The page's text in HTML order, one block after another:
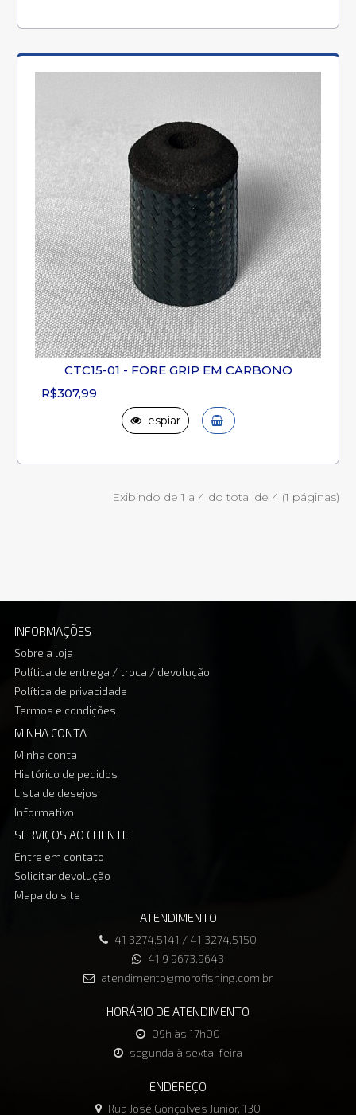
CTC15-01 - FORE GRIP EM CARBONO
R$307,99
espiar
Exibindo de 1 a 4 do total de 4 (1 páginas)
INFORMAÇÕES
Sobre a loja
Política de entrega / troca / devolução
Política de privacidade
Termos e condições
MINHA CONTA
Minha conta
Histórico de pedidos
Lista de desejos
Informativo
SERVIÇOS AO CLIENTE
Entre em contato
Solicitar devolução
Mapa do site
ATENDIMENTO
41 3274.5141 / 41 3274.5150
41 9 9673.9643
atendimento@morofishing.com.br
HORÁRIO DE ATENDIMENTO
09h às 17h00
segunda à sexta-feira
ENDEREÇO
Rua José Gonçalves Junior, 130